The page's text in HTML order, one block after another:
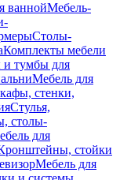
ваннойМебель-
Столы-
Комплекты мебели
тумбы для
Мебель для
стенки,
Стулья,
столы-
для
стойки
Мебель для